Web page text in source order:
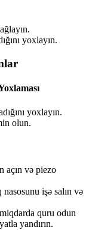
yoxlayın.
yoxlayın.
olun.
açın və piezo
nasosunu işə salın və
quru odun
yandırın.